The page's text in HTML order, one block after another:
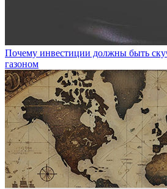
Почему инвестиции должны быть
газоном